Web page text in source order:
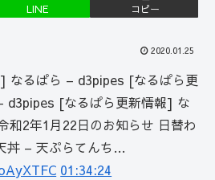
LINE コピー
2020.01.25
なるぱら – d3pipes [なるぱら更
d3pipes [なるぱら更新情報] な
和2年1月22日のお知らせ 日替わ
丼 – 天ぷらてんち…
01:34:24